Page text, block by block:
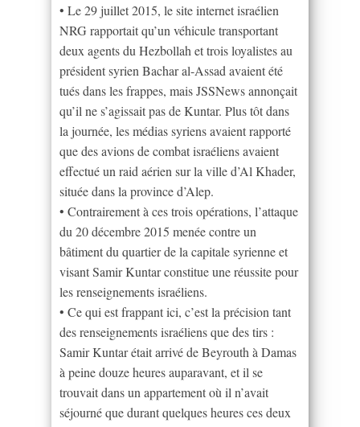
• Le 29 juillet 2015, le site internet israélien
NRG rapportait qu’un véhicule transportant
deux agents du Hezbollah et trois loyalistes au
président syrien Bachar al-Assad avaient été
tués dans les frappes, mais JSSNews annonçait
qu’il ne s’agissait pas de Kuntar. Plus tôt dans
la journée, les médias syriens avaient rapporté
que des avions de combat israéliens avaient
effectué un raid aérien sur la ville d’Al Khader,
située dans la province d’Alep.
• Contrairement à ces trois opérations, l’attaque
du 20 décembre 2015 menée contre un
bâtiment du quartier de la capitale syrienne et
visant Samir Kuntar constitue une réussite pour
les renseignements israéliens.
• Ce qui est frappant ici, c’est la précision tant
des renseignements israéliens que des tirs :
Samir Kuntar était arrivé de Beyrouth à Damas
à peine douze heures auparavant, et il se
trouvait dans un appartement où il n’avait
séjourné que durant quelques heures ces deux